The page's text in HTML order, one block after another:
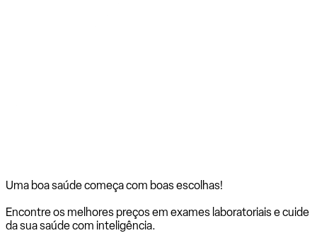
Uma boa saúde começa com boas escolhas!
Encontre os melhores preços em exames laboratoriais e cuide
da sua saúde com inteligência.